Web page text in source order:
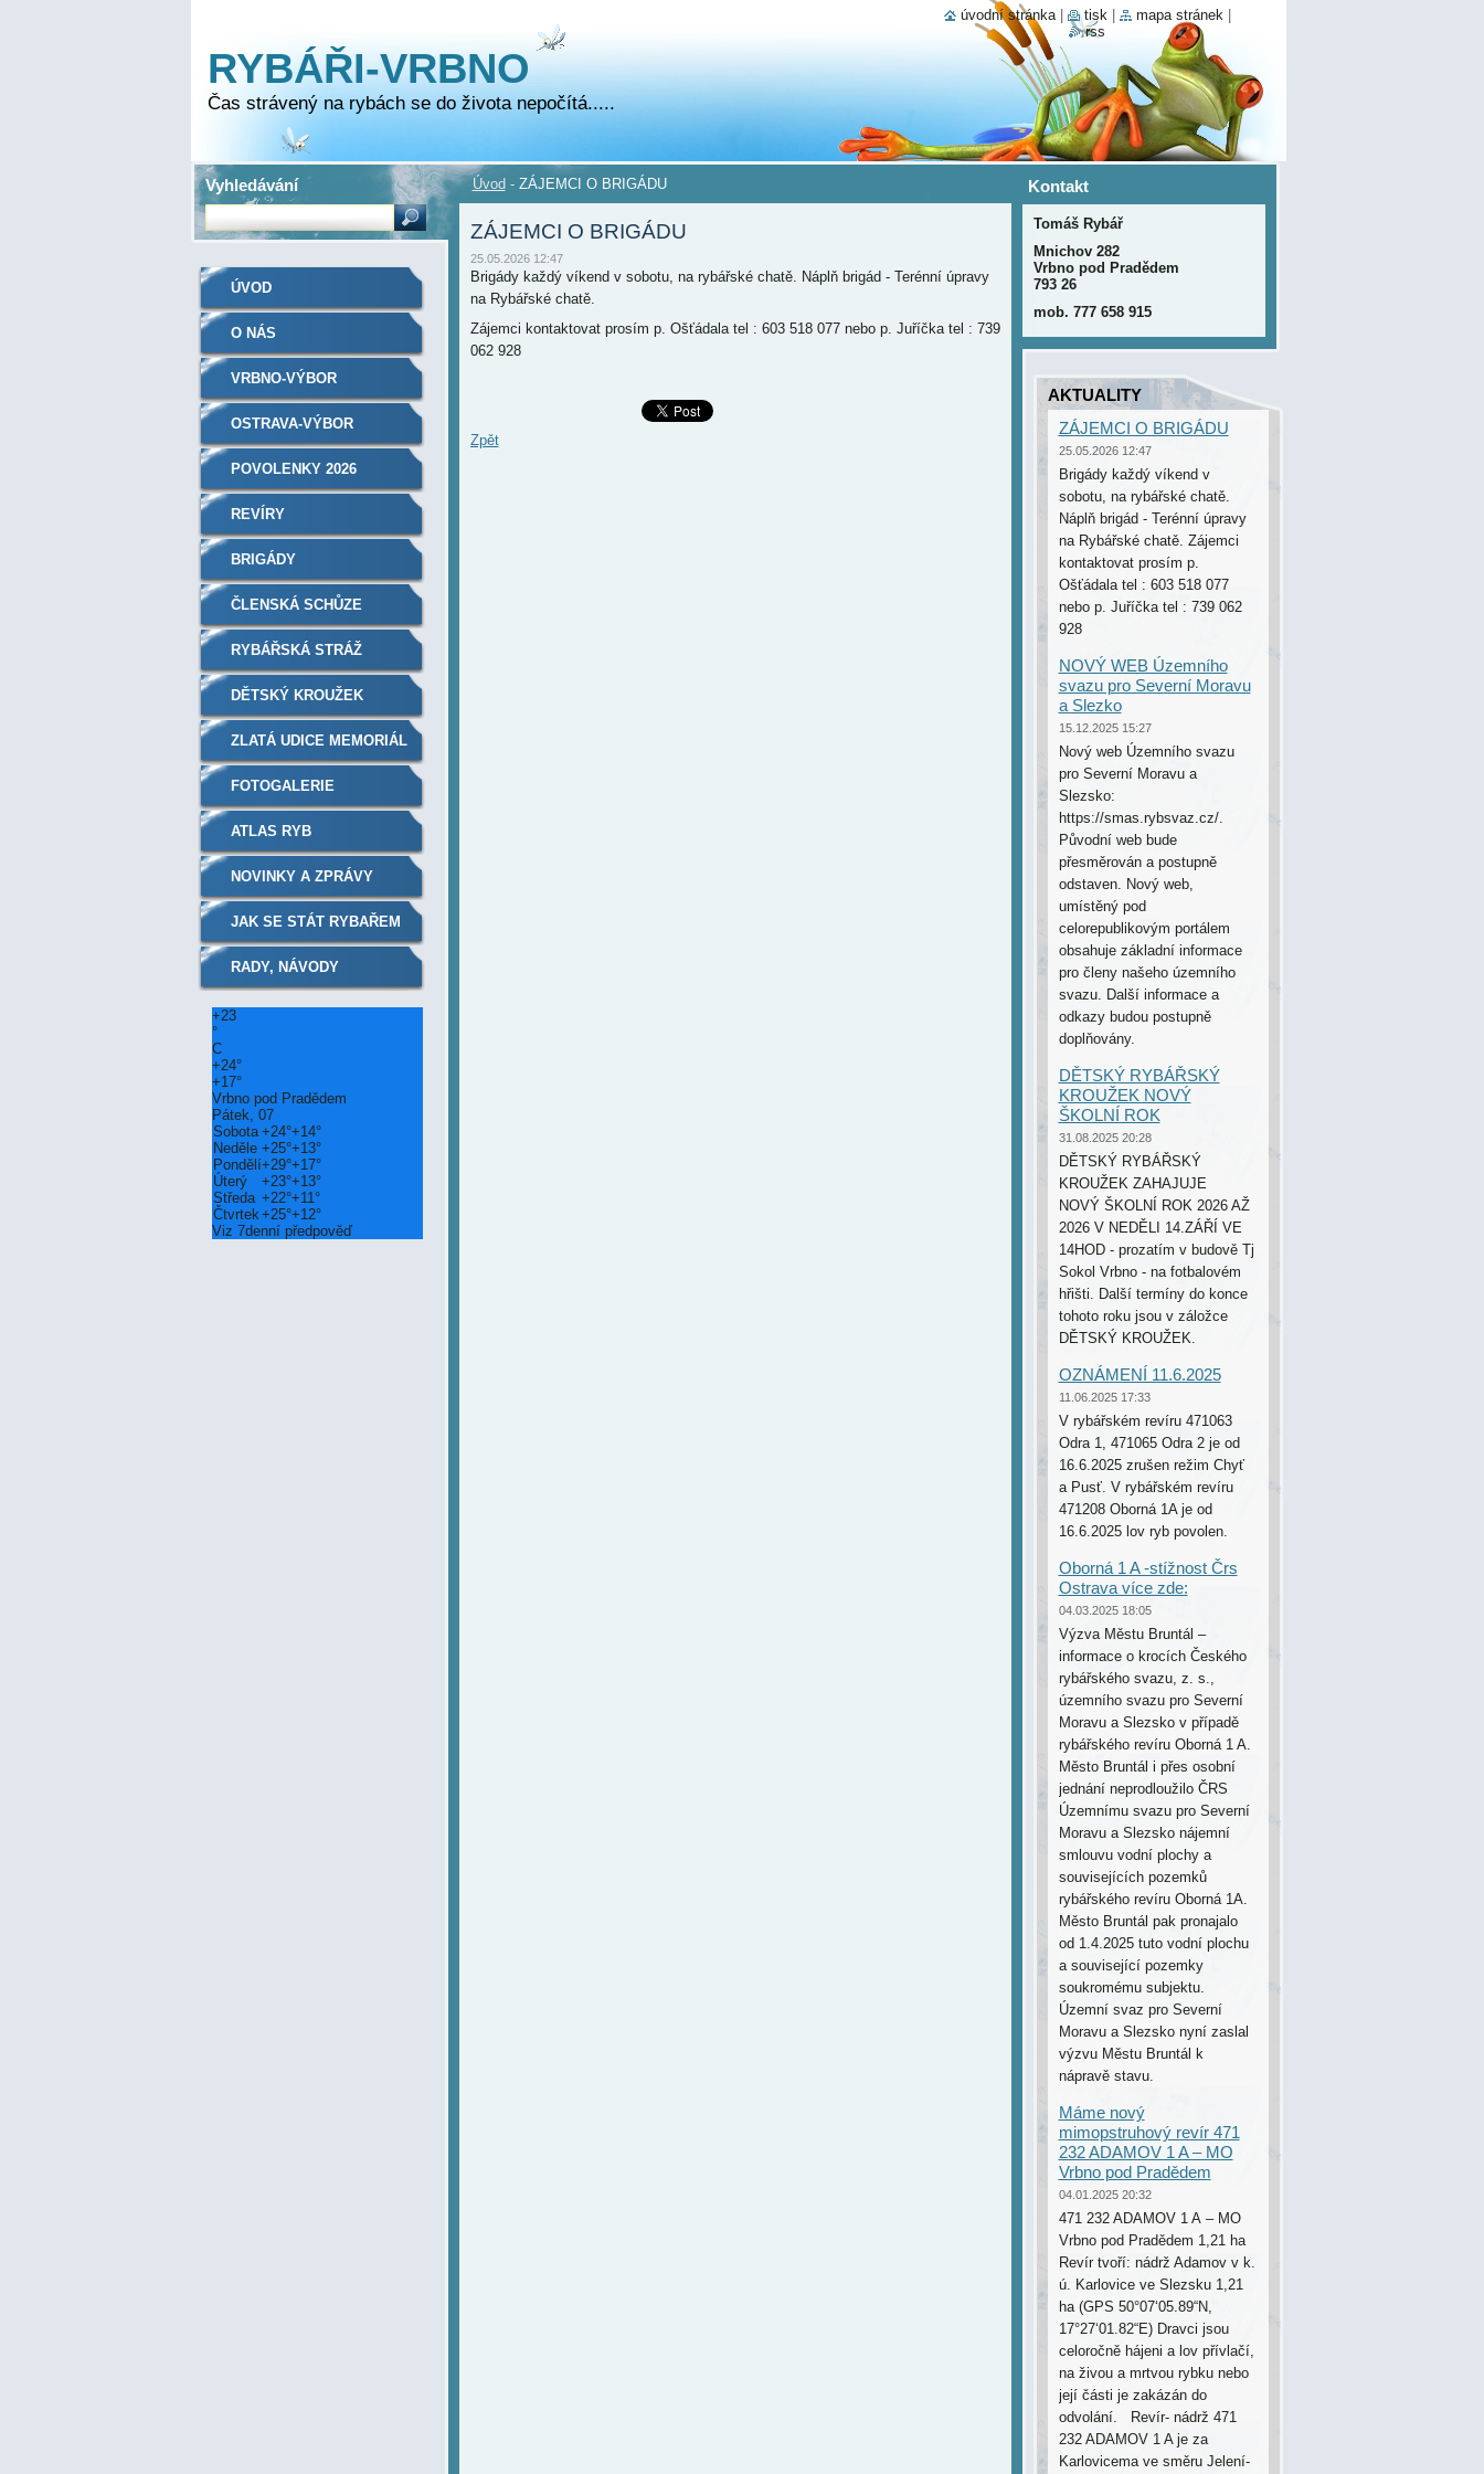
RYBÁŘI-VRBNO
Čas strávený na rybách se do života nepočítá.....
Úvod - ZÁJEMCI O BRIGÁDU
ZÁJEMCI O BRIGÁDU
25.05.2026 12:47
Brigády každý víkend v sobotu, na rybářské chatě. Náplň brigád - Terénní úpravy
na Rybářské chatě.
Zájemci kontaktovat prosím p. Ošťádala tel : 603 518 077 nebo p. Juříčka tel : 739
062 928
Zpět
ÚVOD
O NÁS
VRBNO-VÝBOR
OSTRAVA-VÝBOR
ÚZEMNÍHO SVAZU ČRS
POVOLENKY 2026
REVÍRY
BRIGÁDY
ČLENSKÁ SCHŮZE
RYBÁŘSKÁ STRÁŽ
DĚTSKÝ KROUŽEK
ZLATÁ UDICE MEMORIÁL
FOTOGALERIE
ATLAS RYB
NOVINKY A ZPRÁVY
JAK SE STÁT RYBAŘEM
RADY, NÁVODY
+23
°
C
+24°
+17°
Vrbno pod Pradědem
Pátek, 07
Sobota +24°+14°
Neděle +25°+13°
Pondělí+29°+17°
Úterý
+23°+13°
Středa +22°+11°
Čtvrtek+25°+12°
Viz 7denní předpověď
Kontakt
Tomáš Rybář
Mnichov 282
Vrbno pod Pradědem
793 26
mob. 777 658 915
AKTUALITY
ZÁJEMCI O BRIGÁDU
25.05.2026 12:47
Brigády každý víkend v
sobotu, na rybářské chatě.
Náplň brigád - Terénní úpravy
na Rybářské chatě. Zájemci
kontaktovat prosím p.
Ošťádala tel : 603 518 077
nebo p. Juříčka tel : 739 062
928
NOVÝ WEB Územního
svazu pro Severní Moravu
a Slezko
15.12.2025 15:27
Nový web Územního svazu
pro Severní Moravu a
Slezsko:
https://smas.rybsvaz.cz/.
Původní web bude
přesměrován a postupně
odstaven. Nový web,
umístěný pod
celorepublikovým portálem
obsahuje základní informace
pro členy našeho územního
svazu. Další informace a
odkazy budou postupně
doplňovány.
DĚTSKÝ RYBÁŘSKÝ
KROUŽEK NOVÝ
ŠKOLNÍ ROK
31.08.2025 20:28
DĚTSKÝ RYBÁŘSKÝ
KROUŽEK ZAHAJUJE
NOVÝ ŠKOLNÍ ROK 2026 AŽ
2026 V NEDĚLI 14.ZÁŘÍ VE
14HOD - prozatím v budově Tj
Sokol Vrbno - na fotbalovém
hřišti. Další termíny do konce
tohoto roku jsou v záložce
DĚTSKÝ KROUŽEK.
OZNÁMENÍ 11.6.2025
11.06.2025 17:33
V rybářském revíru 471063
Odra 1, 471065 Odra 2 je od
16.6.2025 zrušen režim Chyť
a Pusť. V rybářském revíru
471208 Oborná 1A je od
16.6.2025 lov ryb povolen.
Oborná 1 A -stížnost Črs
Ostrava více zde:
04.03.2025 18:05
Výzva Městu Bruntál –
informace o krocích Českého
rybářského svazu, z. s.,
územního svazu pro Severní
Moravu a Slezsko v případě
rybářského revíru Oborná 1 A.
Město Bruntál i přes osobní
jednání neprodloužilo ČRS
Územnímu svazu pro Severní
Moravu a Slezsko nájemní
smlouvu vodní plochy a
souvisejících pozemků
rybářského revíru Oborná 1A.
Město Bruntál pak pronajalo
od 1.4.2025 tuto vodní plochu
a související pozemky
soukromému subjektu.
Územní svaz pro Severní
Moravu a Slezsko nyní zaslal
výzvu Městu Bruntál k
nápravě stavu.
Máme nový
mimopstruhový revír 471
232 ADAMOV 1 A – MO
Vrbno pod Pradědem
04.01.2025 20:32
471 232 ADAMOV 1 A – MO
Vrbno pod Pradědem 1,21 ha
Revír tvoří: nádrž Adamov v k.
ú. Karlovice ve Slezsku 1,21
ha (GPS 50°07‘05.89“N,
17°27‘01.82“E) Dravci jsou
celoročně hájeni a lov přívlačí,
na živou a mrtvou rybku nebo
její části je zakázán do
odvolání. Revír- nádrž 471
232 ADAMOV 1 A je za
Karlovicema ve směru Jelení-
Vyhledávání
úvodní stránka tisk mapa stránek
rss